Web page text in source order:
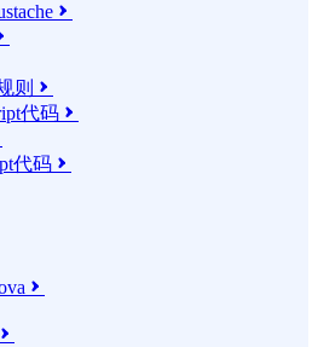

则 
代码 
代码 

